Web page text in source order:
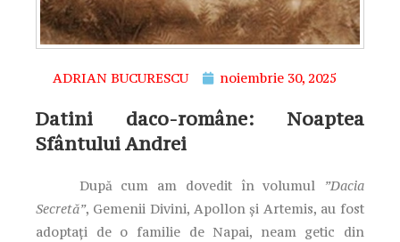
ADRIAN BUCURESCU noiembrie 30, 2025
Datini daco-române: Noaptea
Sfântului Andrei
După cum am dovedit în volumul
”Dacia
Secretă”, Gemenii Divini, Apollon și Artemis, au fost
adoptați de o familie de Napai, neam getic din